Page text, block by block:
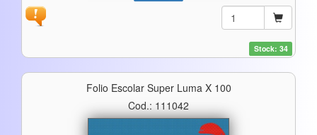
Stock: 34
Folio Escolar Super Luma X 100
Cod.: 111042